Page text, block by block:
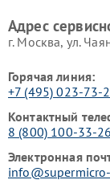
Адрес
г. Москва, ул.
Горячая линия:
+7 (495) 023-73-
Контактный
8 (800) 100-33-26
Электронная